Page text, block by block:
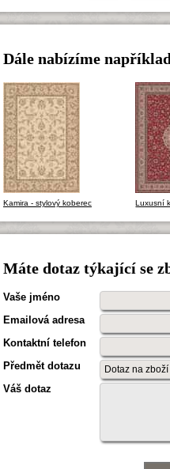
Dále nabízíme
Kamira - stylový koberec Luxusní
Máte dotaz týkající se
Vaše jméno
Emailová adresa
Kontaktní telefon
Předmět dotazu
Váš dotaz